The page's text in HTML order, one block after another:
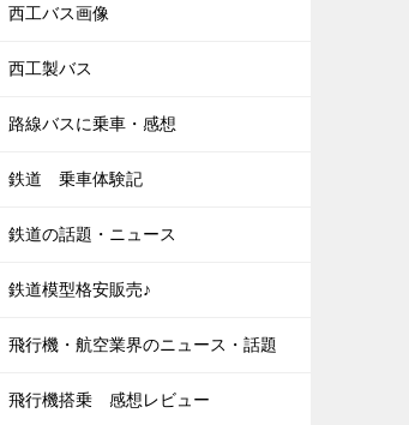
西工バス画像
西工製バス
路線バスに乗車・感想
鉄道 乗車体験記
鉄道の話題・ニュース
鉄道模型格安販売♪
飛行機・航空業界のニュース・話題
飛行機搭乗 感想レビュー